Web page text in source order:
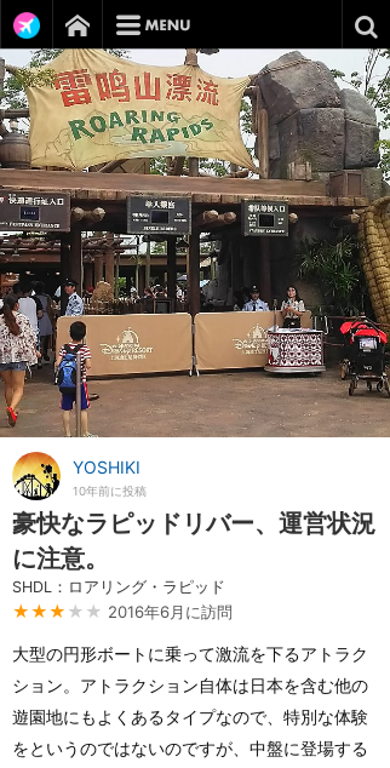
YOSHIKI
10年前に投稿
豪快なラピッドリバー、運営状況
に注意。
SHDL：ロアリング・ラピッド
★★★ ★★ 2016年6月に訪問
大型の円形ボートに乗って激流を下るアトラク
ション。アトラクション自体は日本を含む他の
遊園地にもよくあるタイプなので、特別な体験
をというのではないのですが、中盤に登場する